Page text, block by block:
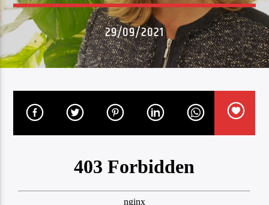
29/09/2021